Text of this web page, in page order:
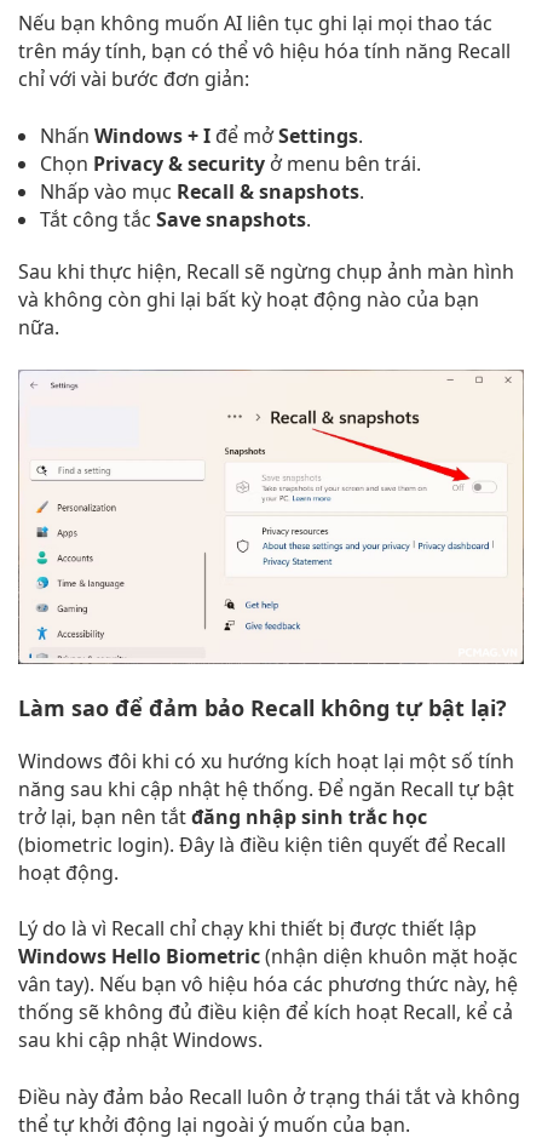
Nếu bạn không muốn AI liên tục ghi lại mọi thao tác
trên máy tính, bạn có thể vô hiệu hóa tính năng Recall
chỉ với vài bước đơn giản:
Nhấn Windows + I để mởSettings.
Chọn Privacy & security ở menu bên trái.
Nhấp vào mục Recall & snapshots.
Tắt công tắc Save snapshots.
Sau khi thực hiện, Recall sẽ ngừng chụp ảnh màn hình
và không còn ghi lại bất kỳ hoạt động nào của bạn
nữa.
Làm sao để đảm bảo Recall không tự bật lại?
Windows đôi khi có xu hướng kích hoạt lại một số tính
năng sau khi cập nhật hệ thống. Để ngăn Recall tự bật
trở lại, bạn nên tắtđăng nhập sinh trắc học
(biometric login). Đây là điều kiện tiên quyết để Recall
hoạt động.
Lý do là vì Recall chỉ chạy khi thiết bị được thiết lập
Windows Hello Biometric(nhận diện khuôn mặt hoặc
vân tay). Nếu bạn vô hiệu hóa các phương thức này, hệ
thống sẽ không đủ điều kiện để kích hoạt Recall, kể cả
sau khi cập nhật Windows.
Điều này đảm bảo Recall luôn ở trạng thái tắt và không
thể tự khởi động lại ngoài ý muốn của bạn.